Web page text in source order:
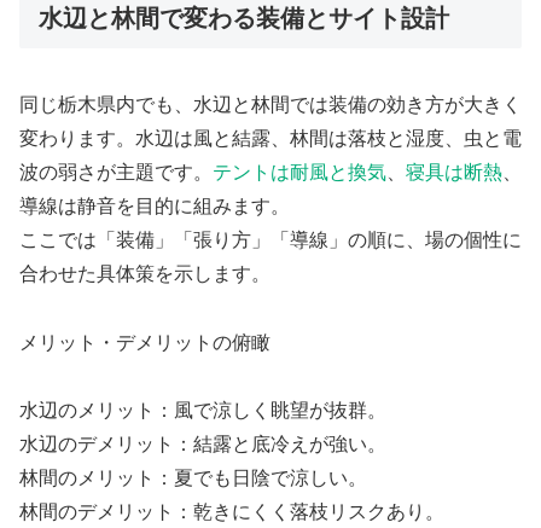
水辺と林間で変わる装備とサイト設計
同じ栃木県内でも、水辺と林間では装備の効き方が大きく
変わります。水辺は風と結露、林間は落枝と湿度、虫と電
波の弱さが主題です。 テントは耐風と換気 寝具は断熱
導線は静音を目的に組みます。
ここでは「装備」「張り方」「導線」の順に、場の個性に
合わせた具体策を示します。
メリット・デメリットの俯瞰
水辺のメリット：風で涼しく眺望が抜群。
水辺のデメリット：結露と底冷えが強い。
林間のメリット：夏でも日陰で涼しい。
林間のデメリット：乾きにくく落枝リスクあり。